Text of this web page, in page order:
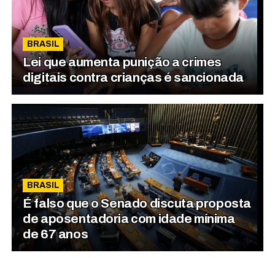
BRASIL
Lei que aumenta punição a crimes
digitais contra crianças é sancionada
BRASIL
É falso que o Senado discuta proposta
de aposentadoria com idade mínima
de 67 anos